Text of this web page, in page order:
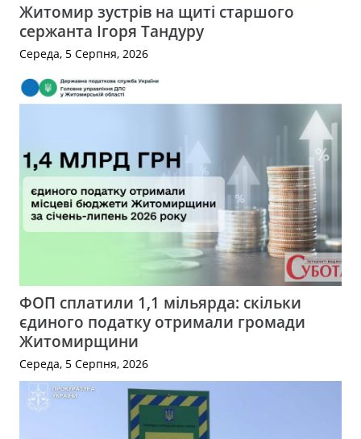
Житомир зустрів на щиті старшого
сержанта Ігоря Тандуру
Середа, 5 Серпня, 2026
ФОП сплатили 1,1 мільярда: скільки
єдиного податку отримали громади
Житомирщини
Середа, 5 Серпня, 2026